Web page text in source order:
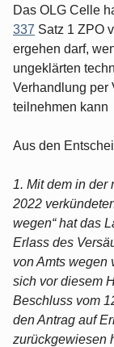
Das OLG Celle
337 Satz 1 ZPO
ergehen darf,
ungeklärten
Verhandlung per
teilnehmen kann
Aus den
1. Mit dem in der
2022
wegen“ hat das
Erlass des
von Amts wegen
sich vor diesem
Beschluss vom
den Antrag auf
zurückgewiesen